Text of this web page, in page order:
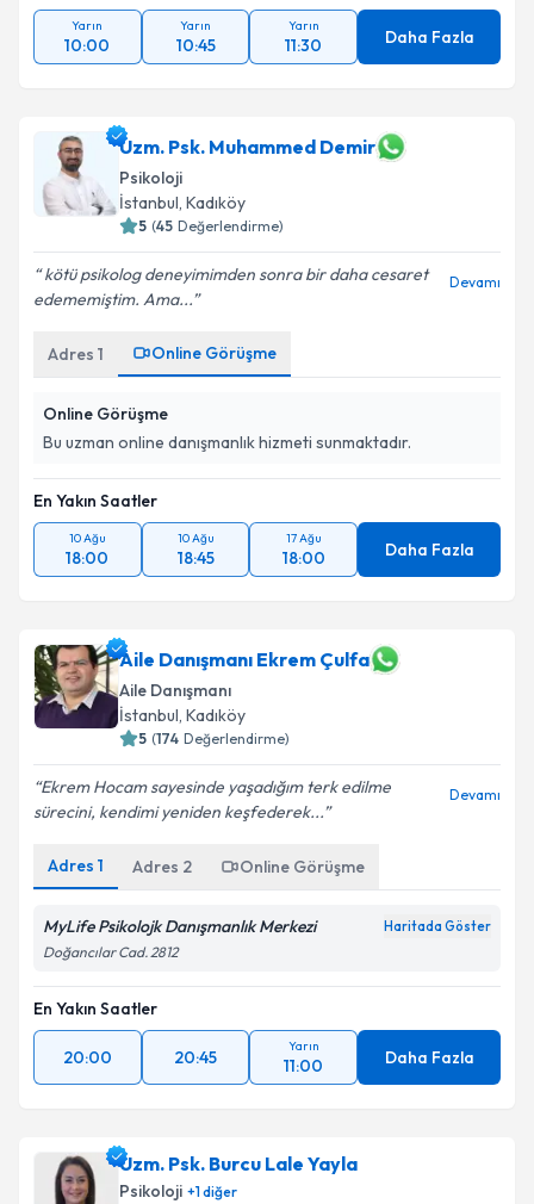
Yarın
10:00
Yarın
10:45
Yarın
11:30 Daha Fazla
Uzm. Psk. Muhammed Demir
Psikoloji
İstanbul, Kadıköy
5 (45 Değerlendirme)
kötü psikolog deneyimimden sonra bir daha cesaret
edememiştim. Ama...
Devamı
Adres 1 Online Görüşme
Online Görüşme
Bu uzman online danışmanlık hizmeti sunmaktadır.
En Yakın Saatler
10 Ağu
18:00
10 Ağu
18:45
17 Ağu
18:00 Daha Fazla
Aile Danışmanı Ekrem Çulfa
Aile Danışmanı
İstanbul, Kadıköy
5 (174 Değerlendirme)
Ekrem Hocam sayesinde yaşadığım terk edilme
sürecini, kendimi yeniden keşfederek...
Devamı
Adres 1 Adres 2 Online Görüşme
MyLife Psikolojk Danışmanlık Merkezi Haritada Göster
Doğancılar Cad. 2812
En Yakın Saatler
20:00 20:45
Yarın
11:00 Daha Fazla
Uzm. Psk. Burcu Lale Yayla
Psikoloji +1diğer